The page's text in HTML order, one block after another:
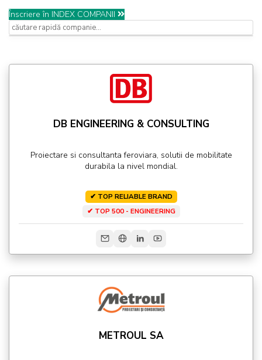
Înscriere în INDEX COMPANII
DB ENGINEERING & CONSULTING
Proiectare si consultanta feroviara, solutii de mobilitate
durabila la nivel mondial.
✔ TOP RELIABLE BRAND
✔ TOP 500 - ENGINEERING
METROUL SA